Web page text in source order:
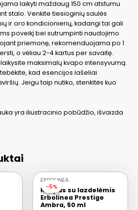
laikyti maždaug 150 cm atstumu
stalo. Venkite tiesioginių saulės
ir oro kondicionierių, kadangi tai gali
poveikį bei sutrumpinti naudojimo
priemonę, rekomenduojama po 1
o vėliau 2-4 kartus per savaitę.
maksimalų kvapo intensyvumą.
kad esencijos lašeliai
Jeigu taip nutiko, stenkitės kuo
yra iliustracinio pobūdžio, išvaizda
-5%
-5%
ERBOLINEA
Kvapas su lazdelėmis
Erbolinea Prestige
Ambra, 50 ml